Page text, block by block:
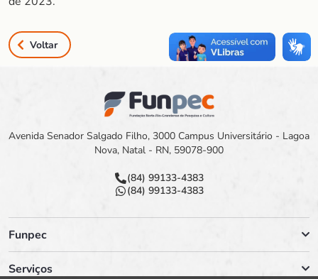
Voltar
Avenida Senador Salgado Filho, 3000 Campus Universitário - Lagoa
Nova, Natal - RN, 59078-900
(84) 99133-4383
(84) 99133-4383
Funpec
Serviços